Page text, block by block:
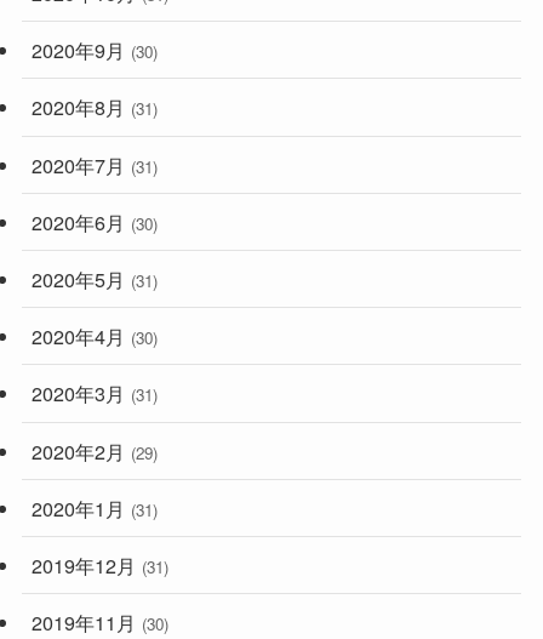
2020年9月 (30)
2020年8月 (31)
2020年7月 (31)
2020年6月 (30)
2020年5月 (31)
2020年4月 (30)
2020年3月 (31)
2020年2月 (29)
2020年1月 (31)
2019年12月 (31)
2019年11月 (30)